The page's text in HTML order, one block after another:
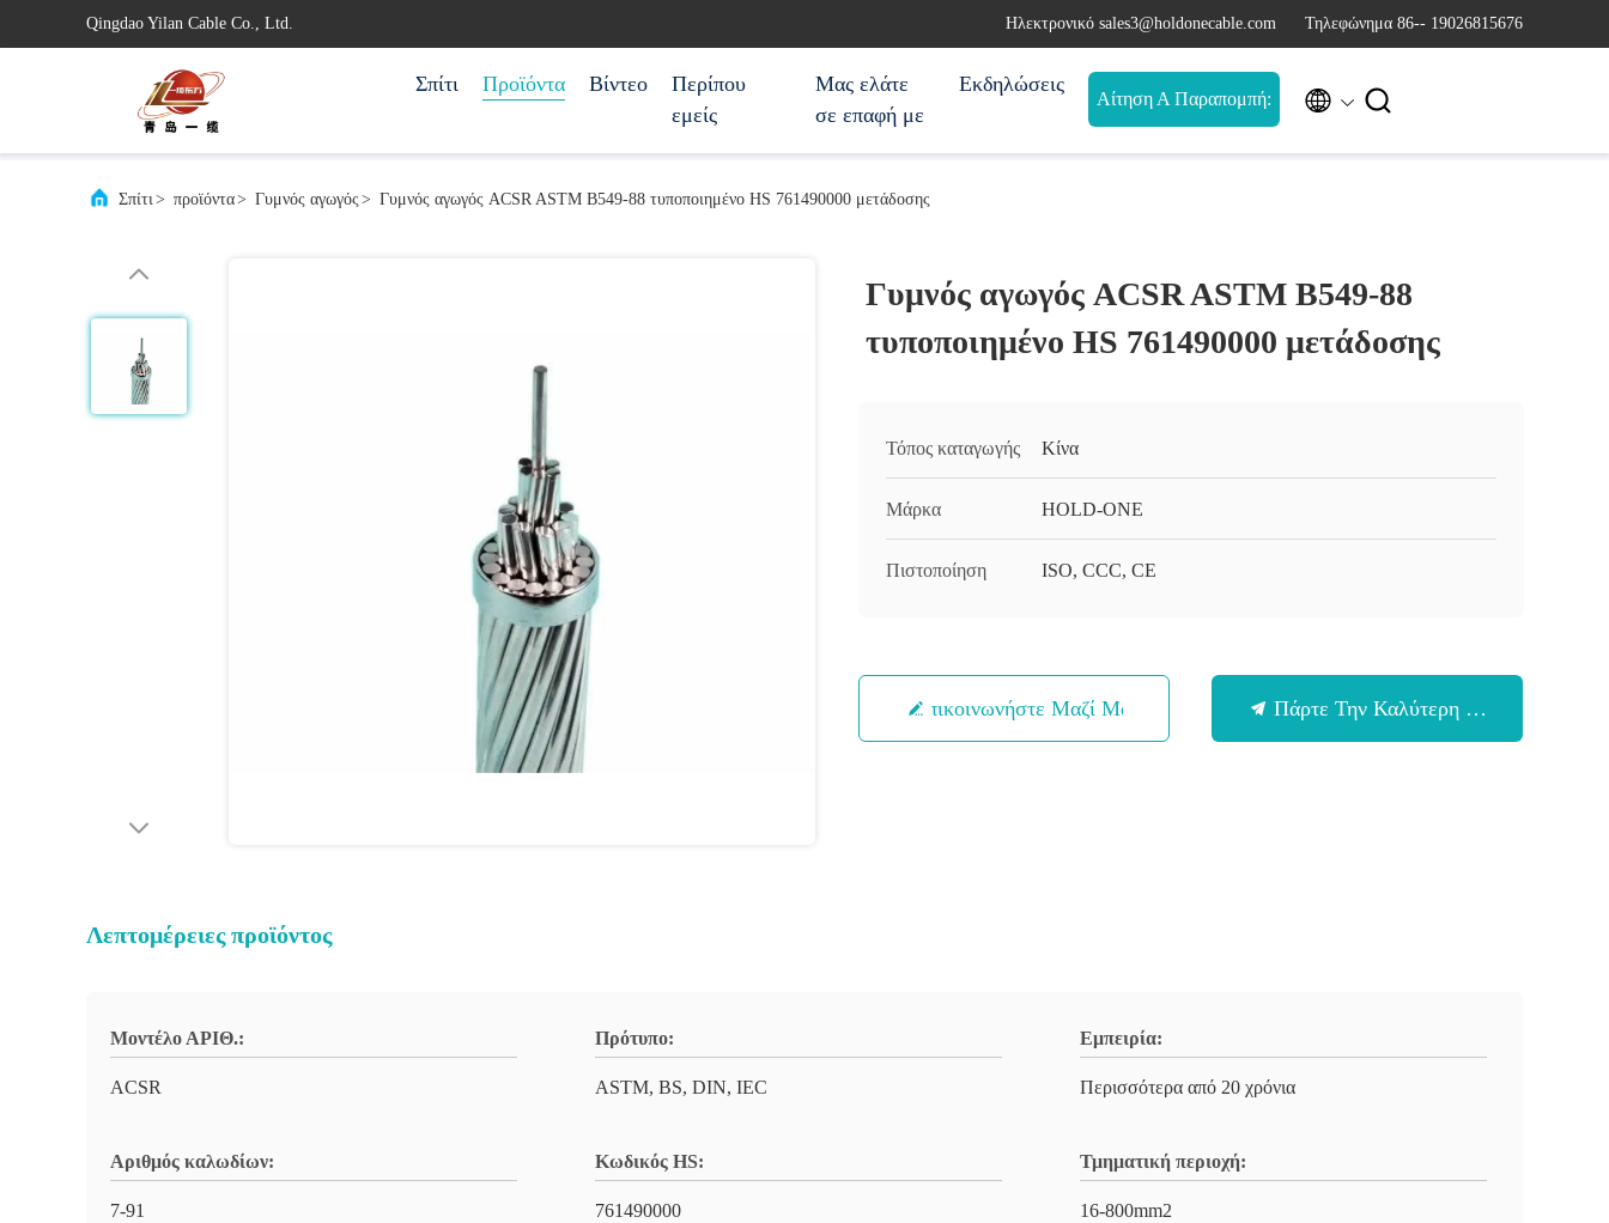
Qingdao Yilan Cable Co., Ltd. Ηλεκτρονικό sales3@holdonecable.com Τηλεφώνημα 86-- 19026815676
Σπίτι Προϊόντα Βίντεο
Περίπου
εμείς
Μας ελάτε
σε επαφή με
Εκδηλώσεις
Αίτηση Α Παραπομπή:  
Σπίτι> προϊόντα> Γυμνός αγωγός > Γυμνός αγωγός ACSR ASTM B549-88 τυποποιημένο HS 761490000 μετάδοσης
Γυμνός αγωγός ACSR ASTM B549-88
τυποποιημένο HS 761490000 μετάδοσης
Τόπος καταγωγής Κίνα
Μάρκα HOLD-ONE
Πιστοποίηση ISO, CCC, CE
Επικοινωνήστε Μαζί Μας Πάρτε Την Καλύτερη Τιμή
Λεπτομέρειες προϊόντος
Μοντέλο ΑΡΙΘ.:
ACSR
Πρότυπο:
ASTM, BS, DIN, IEC
Εμπειρία:
Περισσότερα από 20 χρόνια
Αριθμός καλωδίων:
7-91
Κωδικός HS:
761490000
Τμηματική περιοχή:
16-800mm2